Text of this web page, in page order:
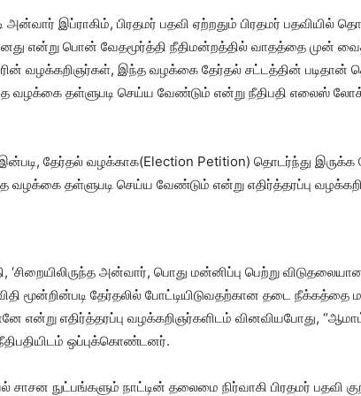
இப்ராகிம், பிரதமர் பதவி ஏற்றதும் பிரதமர் பதவியில்
என்று பொன் வேதமூர்த்தி நீதிமன்றத்தில் வாதத்தை முன்
வழக்கறிஞர்கள், இந்த வழக்கை தேர்தல் சட்டத்தின் படிதான்
வழக்கை தள்ளுபடி செய்ய வேண்டும் என்று நீதிபதி எலைஸ்
தேர்தல் வழக்காக(Election Petition) தொடர்ந்து
வழக்கை தள்ளுபடி செய்ய வேண்டும் என்று எதிர்த்தரப்பு
‘சிறையிலிருந்த அன்வார், பொது மன்னிப்பு பெற்று
மூன்றின்படி தேர்தலில் போட்டியிடுவதற்கான தடை நீக்கத்தை
என்று எதிர்த்தரப்பு வழக்கறிஞர்களிடம் வினவியபோது,
ஒப்புக்கொண்டனர்.
சாசன நுட்பங்களும் நாட்டின் தலைமை நிர்வாகி பிரதமர் பதவி